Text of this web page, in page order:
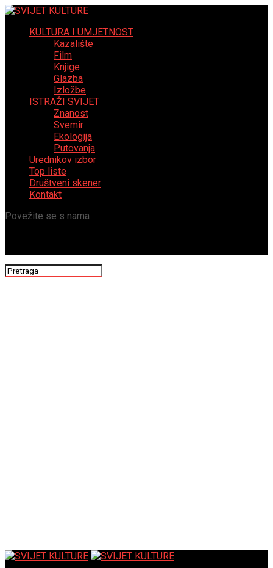
KULTURA I UMJETNOST
Kazalište
Film
Knjige
Glazba
Izložbe
ISTRAŽI SVIJET
Znanost
Svemir
Ekologija
Putovanja
Urednikov izbor
Top liste
Društveni skener
Kontakt
Povežite se s nama